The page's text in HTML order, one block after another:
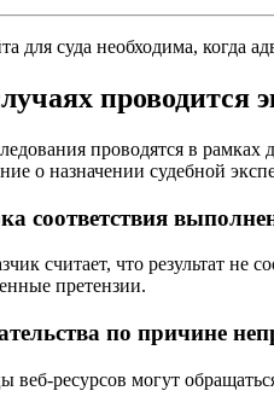
для суда необходима, когда
проводится
проводятся в рамках
о назначении судебной
соответствия
считает, что результат
претензии.
по причине
веб-ресурсов могут